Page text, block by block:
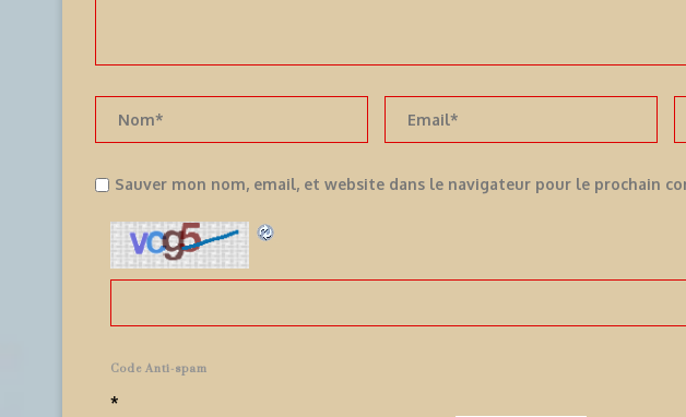
Sauver mon nom, email, et website dans le navigateur pour le prochain
Code Anti-spam
*